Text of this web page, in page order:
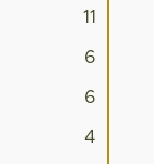
11
6
6
4